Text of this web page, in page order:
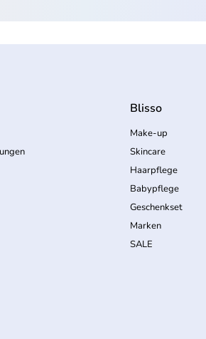
Blisso
Make-up
Skincare
Haarpflege
Babypflege
Geschenkset
Marken
SALE